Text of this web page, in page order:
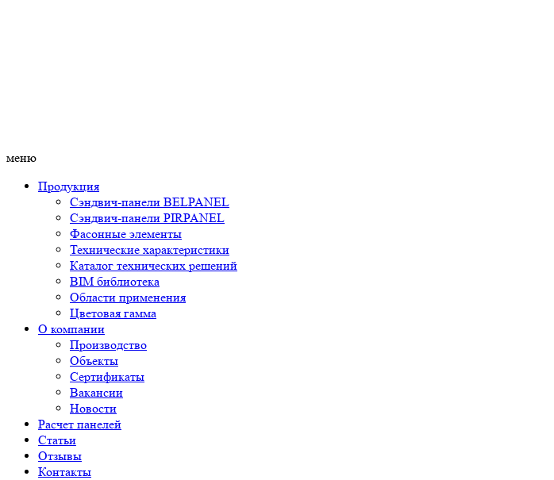
меню
Продукция
Сэндвич-панели BELPANEL
Сэндвич-панели PIRPANEL
Фасонные элементы
Технические характеристики
Каталог технических решений
BIM библиотека
Области применения
Цветовая гамма
О компании
Производство
Объекты
Сертификаты
Вакансии
Новости
Расчет панелей
Статьи
Отзывы
Контакты